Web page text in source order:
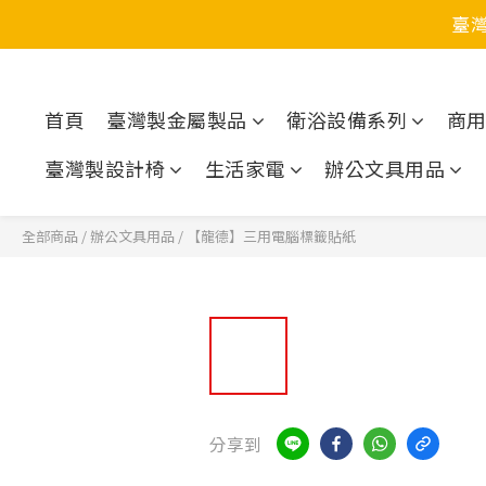
臺
首頁 臺灣製金屬製品 衛浴設備系列
商
臺灣製設計椅
生活家電 辦公文具用品
全部商品 /辦公文具用品 / 【龍德】三用電腦標籤貼紙
分享到